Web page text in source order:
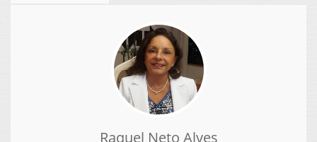
Raquel Neto Alves